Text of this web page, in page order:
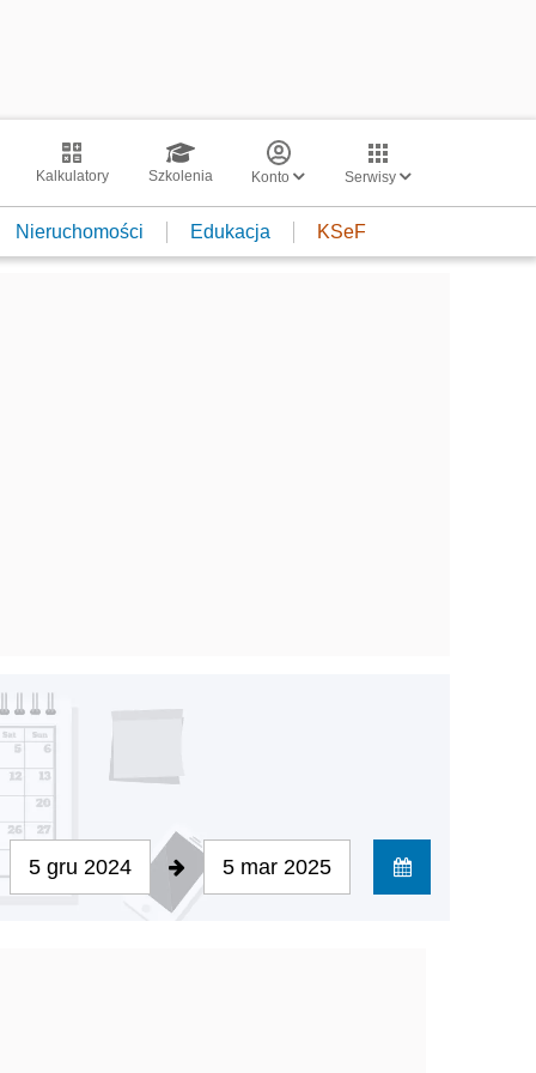
Kalkulatory Szkolenia Konto Serwisy
Nieruchomości Edukacja KSeF
5 gru 2024 5 mar 2025